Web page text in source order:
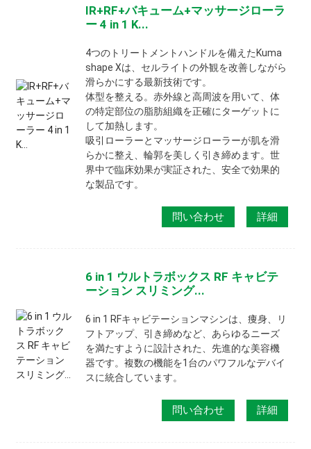
IR+RF+バキューム+マッサージローラ
ー 4 in 1 K...
4つのトリートメントハンドルを備えたKuma
shape Xは、セルライトの外観を改善しながら
滑らかにする最新技術です。
体型を整える。赤外線と高周波を用いて、体
の特定部位の脂肪組織を正確にターゲットに
して加熱します。
吸引ローラーとマッサージローラーが肌を滑
らかに整え、輪郭を美しく引き締めます。世
界中で臨床効果が実証された、安全で効果的
な製品です。
問い合わせ 詳細
6 in 1 ウルトラボックス RF キャビテ
ーション スリミング...
6 in 1 RFキャビテーションマシンは、痩身、リ
フトアップ、引き締めなど、あらゆるニーズ
を満たすように設計された、先進的な美容機
器です。複数の機能を1台のパワフルなデバイ
スに統合しています。
問い合わせ 詳細